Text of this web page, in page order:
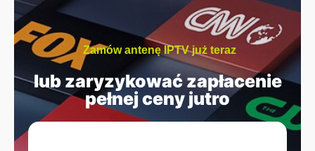
Zamów antenę IPTV już teraz
lub zaryzykować zapłacenie
pełnej ceny jutro